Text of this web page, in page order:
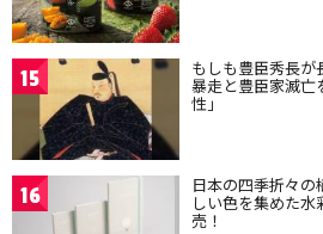
15 もしも豊臣秀長
暴走と豊臣家滅亡
性」
16 日本の四季折々
しい色を集めた
売！